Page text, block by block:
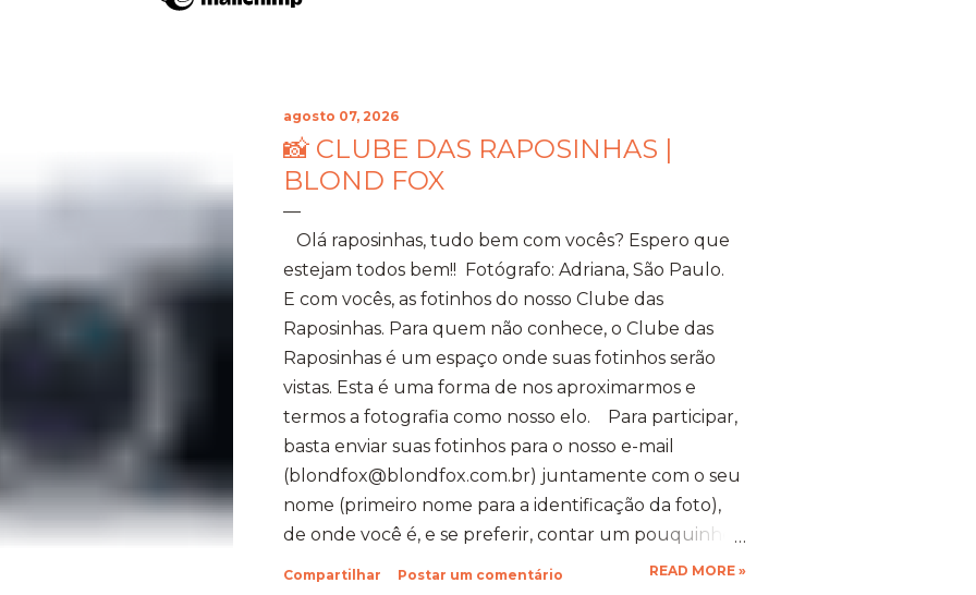
agosto 07, 2026
📸 CLUBE DAS RAPOSINHAS |
BLOND FOX
Olá raposinhas, tudo bem com vocês? Espero que
estejam todos bem!! Fotógrafo: Adriana, São Paulo.
E com vocês, as fotinhos do nosso Clube das
Raposinhas. Para quem não conhece, o Clube das
Raposinhas é um espaço onde suas fotinhos serão
vistas. Esta é uma forma de nos aproximarmos e
termos a fotografia como nosso elo. Para participar,
basta enviar suas fotinhos para o nosso e-mail
(blondfox@blondfox.com.br) juntamente com o seu
nome (primeiro nome para a identificação da foto),
de onde você é, e se preferir, contar um pouquinho
sobre suas fotinhos. Fique a vontade! Ficarei muito
Compartilhar Postar um comentário READ MORE »